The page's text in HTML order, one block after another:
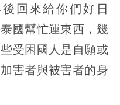
回來給你們好日
國幫忙運東西，幾
受困國人是自願或
害者與被害者的身